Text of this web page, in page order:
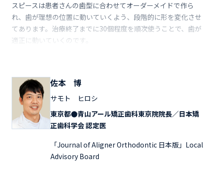
スピースは患者さんの歯型に合わせてオーダーメイドで作ら
れ、歯が理想の位置に動いていくよう、段階的に形を変化させ
てあります。治療終了までに30個程度を順次使うことで、歯が
適正に動いていくのです。
佐本 博
サモト ヒロシ
東京都●青山アール矯正歯科東京院院長／日本矯
正歯科学会 認定医
「Journal of Aligner Orthodontic 日本版」Local
Advisory Board